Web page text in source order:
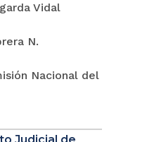
Vidal
N.
Nacional del